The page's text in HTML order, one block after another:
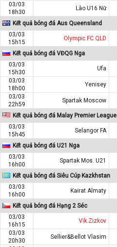
03/03
18h30
Lào U16 Nữ
Kết quả bóng đá Aus Queensland
03/03
15h15
Olympic FC QLD
Kết quả bóng đá VĐQG Nga
03/03
15h30
Ufa
03/03
18h00
Yenisey
03/03
22h59
Spartak Moscow
Kết quả bóng đá Malay Premier League
03/03
15h45
Selangor FA
Kết quả bóng đá U21 Nga
03/03
16h00
Spartak Mos. U21
Kết quả bóng đá Siêu Cúp Kazkhstan
03/03
16h00
Kairat Almaty
Kết quả bóng đá Hạng 2 Séc
03/03
16h15
Vik.Zizkov
03/03
20h30
Sellier&Bellot Vlasim